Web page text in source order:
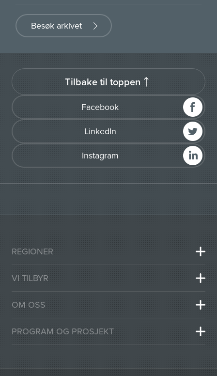
Besøk arkivet
Facebook
LinkedIn
Instagram
Tilbake til toppen
REGIONER
VI TILBYR
OM OSS
PROGRAM OG PROSJEKT